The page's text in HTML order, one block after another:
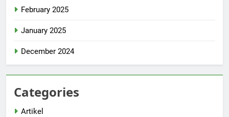
February 2025
January 2025
December 2024
Categories
Artikel